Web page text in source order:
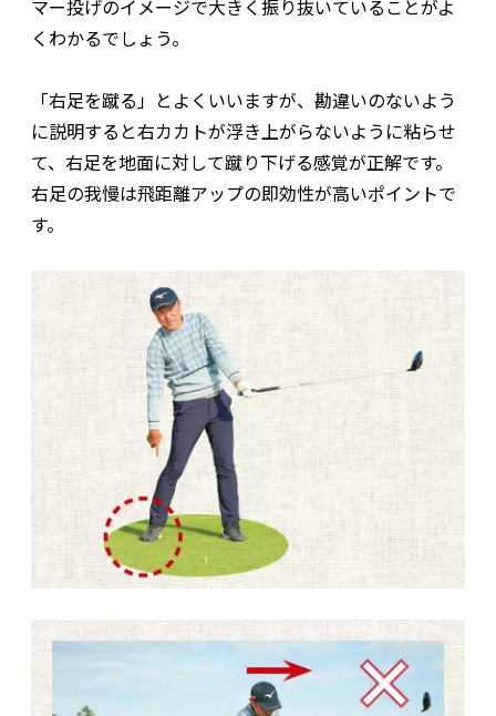
マー投げのイメージで大きく振り抜いていることがよ
くわかるでしょう。
「右足を蹴る」とよくいいますが、勘違いのないよう
に説明すると右カカトが浮き上がらないように粘らせ
て、右足を地面に対して蹴り下げる感覚が正解です。
右足の我慢は飛距離アップの即効性が高いポイントで
す。